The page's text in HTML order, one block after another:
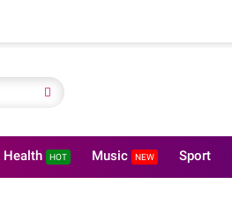
Health HOT Music NEW Sport